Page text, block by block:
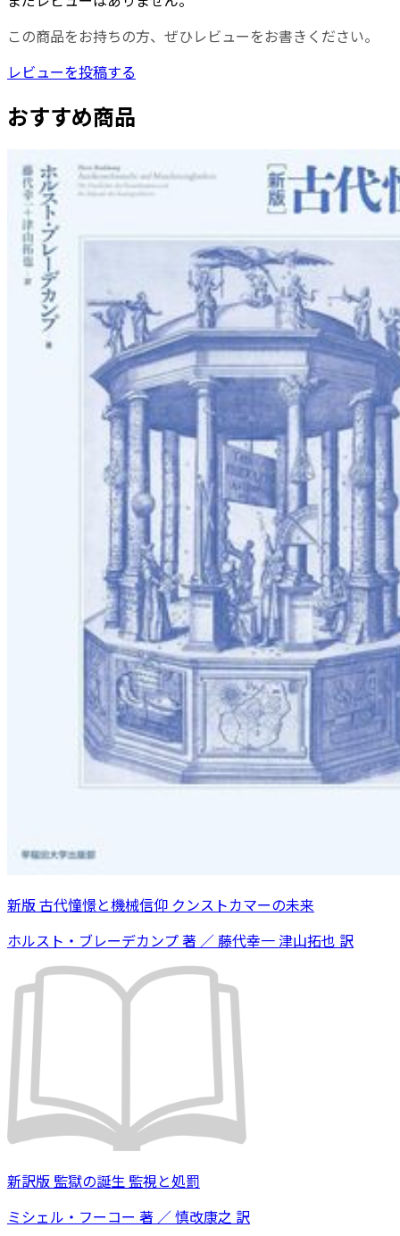
この商品をお持ちの方、ぜひレビューをお書きください。
レビューを投稿する
おすすめ商品
新版 古代憧憬と機械信仰 クンストカマーの未来
ホルスト・ブレーデカンプ 著 ／ 藤代幸一 津山拓也 訳
新訳版 監獄の誕生 監視と処罰
ミシェル・フーコー 著 ／ 慎改康之 訳